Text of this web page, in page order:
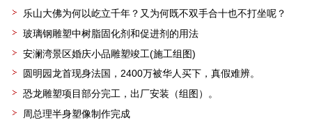
乐山大佛为何以屹立千年？又为何既不双手合十也不打坐呢？
玻璃钢雕塑中树脂固化剂和促进剂的用法
安澜湾景区婚庆小品雕塑竣工(施工组图)
圆明园龙首现身法国，2400万被华人买下，真假难辨。
恐龙雕塑项目部分完工，出厂安装（组图）。
周总理半身塑像制作完成